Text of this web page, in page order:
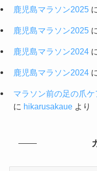
鹿児島マラソン2025
鹿児島マラソン2025
鹿児島マラソン2024
鹿児島マラソン2024
マラソン前の足の爪
に hikarusakaueより